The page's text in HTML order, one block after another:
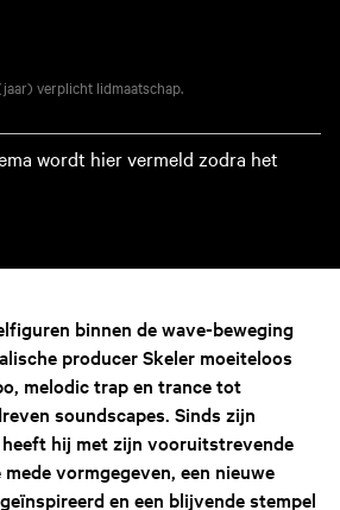
verplicht lidmaatschap.
wordt hier vermeld zodra het
binnen de wave-beweging
producer Skeler moeiteloos
melodic trap en trance tot
soundscapes. Sinds zijn
hij met zijn vooruitstrevende
vormgegeven, een nieuwe
en een blijvende stempel